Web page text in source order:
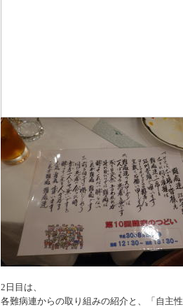
2日目は、
各難病連からの取り組みの紹介と、「自主